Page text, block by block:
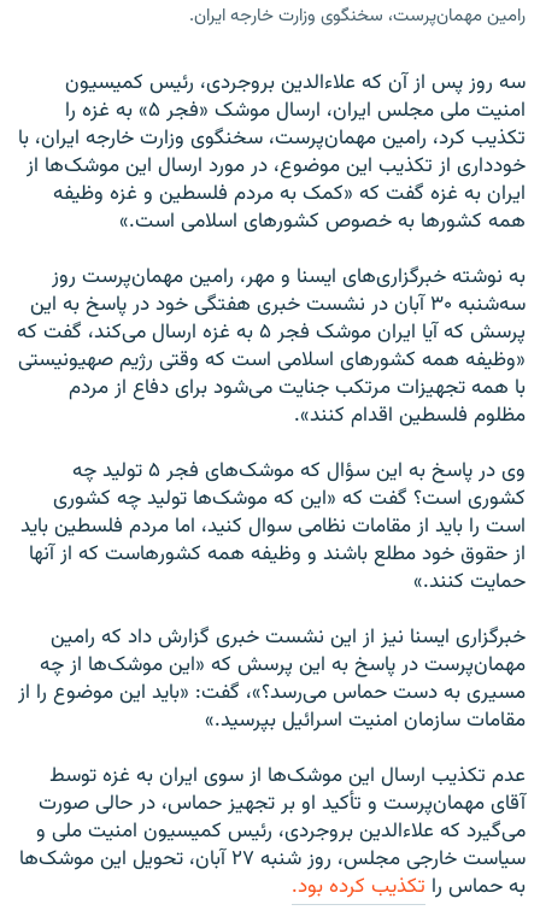
زبان‌های دیگر
رامین مهمان‌پرست، سخنگوی وزارت خارجه ایران.
سه روز پس از آن که علاءالدین بروجردی، رئیس کمیسیون
امنیت ملی مجلس ایران، ارسال موشک‌ «فجر ۵» به غزه را
تکذیب کرد، رامین مهمان‌پرست، سخنگوی وزارت خارجه ایران، با
خودداری از تکذیب این موضوع، در مورد ارسال این موشک‌ها از
ایران به غزه گفت که «کمک به مردم فلسطین و غزه وظیفه
همه کشورها به خصوص کشورهای اسلامی است.»
به نوشته خبرگزاری‌های ایسنا و مهر، رامین مهمان‌پرست روز
سه‌شنبه ۳۰ آبان در نشست خبری هفتگی خود در پاسخ به این
پرسش که آیا ایران موشک‌ فجر ۵ به غزه ارسال می‌کند، گفت که
«وظیفه همه کشورهای اسلامی است که وقتی رژیم صهیونیستی
با همه تجهیزات مرتکب جنایت می‌شود برای دفاع از مردم
مظلوم فلسطین اقدام کنند».
وی در پاسخ به این سؤال که موشک‌های فجر ۵ تولید چه
کشوری است؟ گفت که «این که موشک‌ها تولید چه کشوری
است را باید از مقامات نظامی سوال کنید، اما مردم فلسطین باید
از حقوق خود مطلع باشند و وظیفه همه کشورهاست که از آنها
حمایت کنند.»
خبرگزاری ایسنا نیز از این نشست خبری گزارش داد که رامین
مهمان‌پرست در پاسخ به این پرسش که «این موشک‌ها از چه
مسیری به دست حماس می‌رسد؟»، گفت: «باید این موضوع را از
مقامات سازمان امنیت اسرائیل بپرسید.»
عدم تکذیب ارسال این موشک‌ها از سوی ایران به غزه توسط
آقای مهمان‌پرست و تأکید او بر تجهیز حماس، در حالی صورت
می‌گیرد که علاءالدین بروجردی، رئیس کمیسیون امنیت ملی و
سیاست خارجی مجلس، روز شنبه ۲۷ آبان، تحویل این موشک‌ها
به حماس را تکذیب کرده‌ بود.